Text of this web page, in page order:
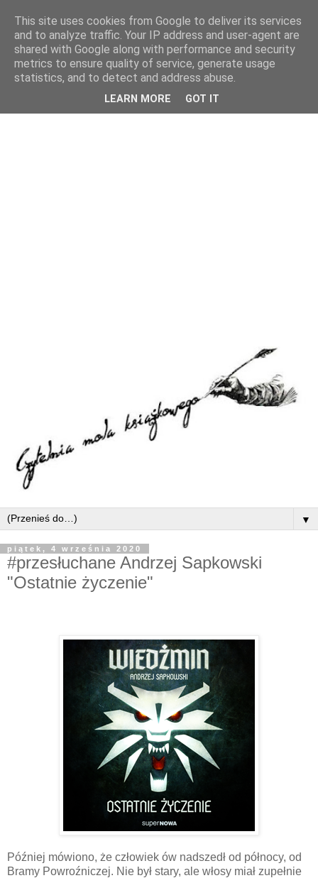
▼
piątek, 4 września 2020
#przesłuchane Andrzej Sapkowski
"Ostatnie życzenie"
Później mówiono, że człowiek ów nadszedł od północy, od
Bramy Powroźniczej. Nie był stary, ale włosy miał zupełnie
This site uses cookies from Google to deliver its services
and to analyze traffic. Your IP address and user-agent are
shared with Google along with performance and security
metrics to ensure quality of service, generate usage
statistics, and to detect and address abuse.
LEARN MORE GOT IT